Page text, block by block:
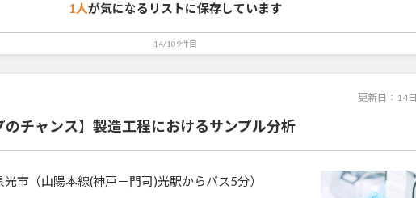
1人が気になるリストに保存しています
14/109件目
更新日： 14
のチャンス】製造工程におけるサンプル分析
光市（山陽本線(神戸－門司)光駅からバス5分）